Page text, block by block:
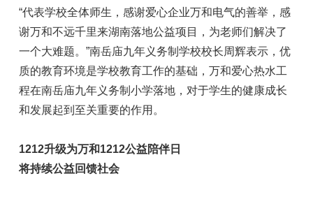
“代表学校全体师生，感谢爱心企业万和电气的善举，感
谢万和不远千里来湖南落地公益项目，为老师们解决了
一个大难题。”南岳庙九年义务制学校校长周辉表示，优
质的教育环境是学校教育工作的基础，万和爱心热水工
程在南岳庙九年义务制小学落地，对于学生的健康成长
和发展起到至关重要的作用。
1212升级为万和1212公益陪伴日
将持续公益回馈社会